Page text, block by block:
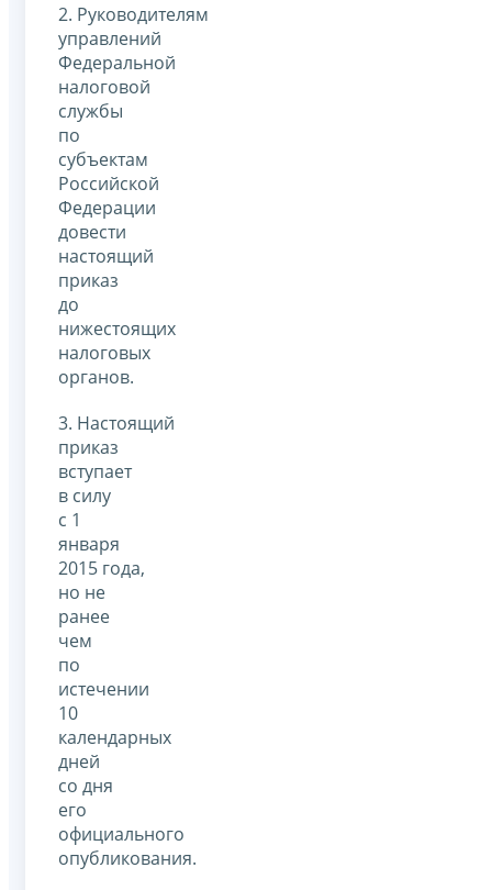
2. Руководителям
управлений
Федеральной
налоговой
службы
по
субъектам
Российской
Федерации
довести
настоящий
приказ
до
нижестоящих
налоговых
органов.
3. Настоящий
приказ
вступает
в силу
с 1
января
2015 года,
но не
ранее
чем
по
истечении
10
календарных
дней
со дня
его
официального
опубликования.